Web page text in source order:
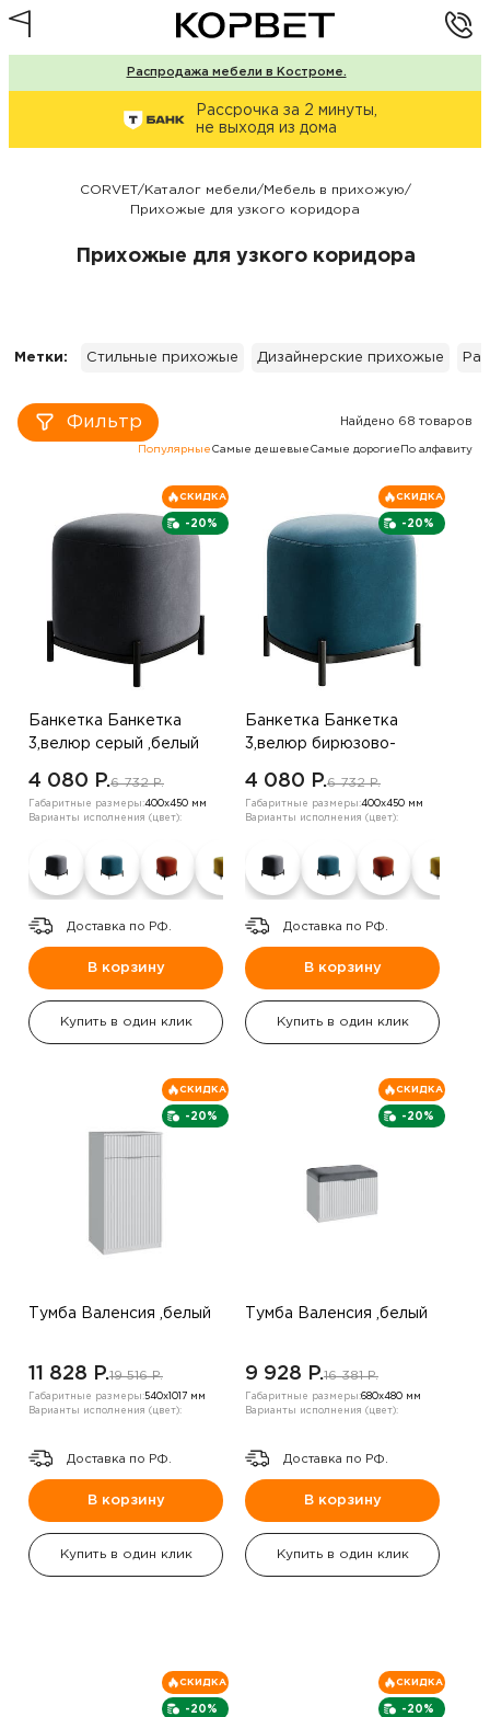
Распродажа мебели в Костроме.
Рассрочка за 2 минуты,
не выходя из дома
CORVET/Каталог мебели/Мебель в прихожую/
Прихожые для узкого коридора
Прихожые для узкого коридора
Метки: Стильные прихожые Дизайнерские прихожые
Фильтр Найдено 68 товаров
Популярные Самые дешевые Самые дорогие По алфавиту
-20%
СКИДКА
Банкетка Банкетка
3,велюр серый ,белый
4 080 P.6 732 P.
Габаритные размеры:400х450 мм
Варианты исполнения (цвет):
Доставка по РФ.
В корзину
Купить в один клик
-20%
СКИДКА
Банкетка Банкетка
3,велюр бирюзово-
капучино
4 080 P.6 732 P.
Габаритные размеры:400х450 мм
Варианты исполнения (цвет):
Доставка по РФ.
В корзину
Купить в один клик
-20%
СКИДКА
Тумба Валенсия ,белый
11 828 P.19 516 P.
Габаритные размеры:540х1017 мм
Варианты исполнения (цвет):
Доставка по РФ.
В корзину
Купить в один клик
-20%
СКИДКА
Тумба Валенсия ,белый
9 928 P.16 381 P.
Габаритные размеры:680х480 мм
Варианты исполнения (цвет):
Доставка по РФ.
В корзину
Купить в один клик
-20%
СКИДКА
-20%
СКИДКА